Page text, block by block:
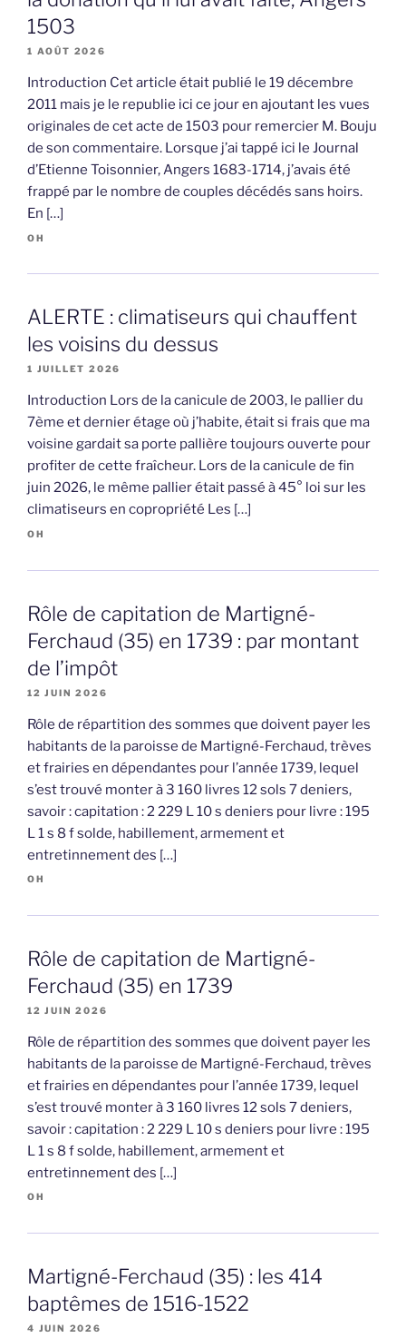
1503
1 AOÛT 2026
Introduction Cet article était publié le 19 décembre
2011 mais je le republie ici ce jour en ajoutant les vues
originales de cet acte de 1503 pour remercier M. Bouju
de son commentaire. Lorsque j’ai tappé ici le Journal
d’Etienne Toisonnier, Angers 1683-1714, j’avais été
frappé par le nombre de couples décédés sans hoirs.
En […]
OH
ALERTE : climatiseurs qui chauffent
les voisins du dessus
1 JUILLET 2026
Introduction Lors de la canicule de 2003, le pallier du
7ème et dernier étage où j’habite, était si frais que ma
voisine gardait sa porte pallière toujours ouverte pour
profiter de cette fraîcheur. Lors de la canicule de fin
juin 2026, le même pallier était passé à 45° loi sur les
climatiseurs en copropriété Les […]
OH
Rôle de capitation de Martigné-
Ferchaud (35) en 1739 : par montant
de l’impôt
12 JUIN 2026
Rôle de répartition des sommes que doivent payer les
habitants de la paroisse de Martigné-Ferchaud, trèves
et frairies en dépendantes pour l’année 1739, lequel
s’est trouvé monter à 3 160 livres 12 sols 7 deniers,
savoir : capitation : 2 229 L 10 s deniers pour livre : 195
L 1 s 8 f solde, habillement, armement et
entretinnement des […]
OH
Rôle de capitation de Martigné-
Ferchaud (35) en 1739
12 JUIN 2026
Rôle de répartition des sommes que doivent payer les
habitants de la paroisse de Martigné-Ferchaud, trèves
et frairies en dépendantes pour l’année 1739, lequel
s’est trouvé monter à 3 160 livres 12 sols 7 deniers,
savoir : capitation : 2 229 L 10 s deniers pour livre : 195
L 1 s 8 f solde, habillement, armement et
entretinnement des […]
OH
Martigné-Ferchaud (35) : les 414
baptêmes de 1516-1522
4 JUIN 2026